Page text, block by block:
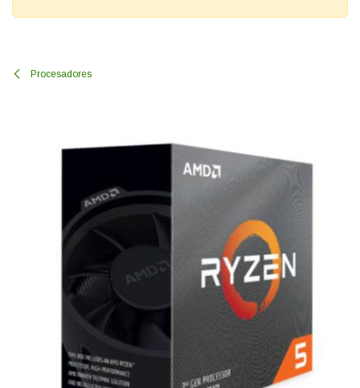
Procesadores